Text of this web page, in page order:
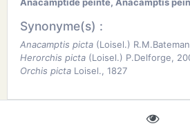
Synonyme(s) :
Anacamptis picta(Loisel.)
Herorchis picta(Loisel.) P.Delforge,
Orchis pictaLoisel., 1827